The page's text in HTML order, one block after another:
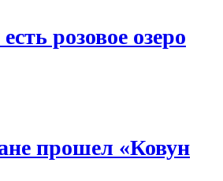
розовое озеро
прошел «Ковун